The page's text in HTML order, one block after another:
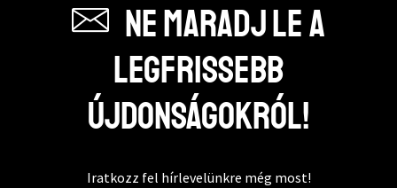
Ne maradj le a
legfrissebb
újdonságokról!
Iratkozz fel hírlevelünkre még most!